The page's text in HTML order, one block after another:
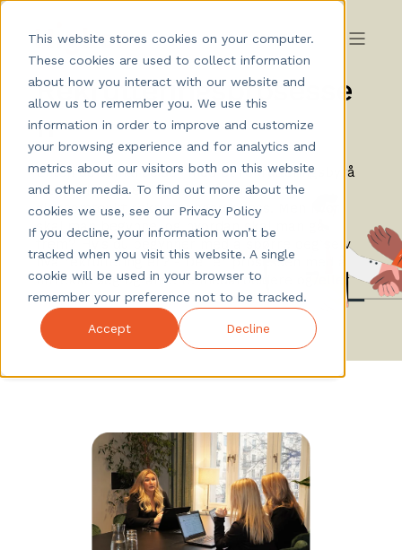
This website stores cookies on your computer.
These cookies are used to collect information
about how you interact with our website and
allow us to remember you. We use this
information in order to improve and customize
your browsing experience and for analytics and
metrics about our visitors both on this website
and other media. To find out more about the
cookies we use, see our Privacy Policy
If you decline, your information won’t be
tracked when you visit this website. A single
cookie will be used in your browser to
remember your preference not to be tracked.
Accept Decline
Rekrutteringsprosesse
n
Enten du samarbeider med et rekrutteringsbyrå
eller rekrutterer internt, må du ha en
gjennomtenkt rekrutteringsprosess. Men hvor
skal man begynne, og hvordan skal man gå
frem? Hvis du begynner med å spørre deg selv
hva rekruttering er? - Det er prosessen med å
tiltrekke seg og ansette medarbeidere og/eller
ekspertise.